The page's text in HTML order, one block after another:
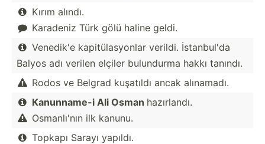
 Kırım alındı.
 Karadeniz Türk gölü haline geldi.
 Venedik'e kapitü­las­yonlar verildi. İstanb­ul'da
Balyos adı verilen elçiler bulundurma hakkı tanındı.
 Rodos ve Belgrad kuşatıldı ancak alınamadı.
 Kanunn­ame-i Ali Osman hazırl­andı.
 Osmanl­ı'nın ilk kanunu.
 Topkapı Sarayı yapıldı.